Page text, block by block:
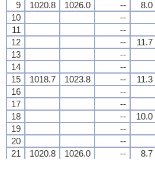
9
1020.8 1026.0 -- 8.0
10
--
11
--
12
-- 11.7
13
--
14
--
15
1018.7 1023.8 -- 11.3
16
--
17
--
18
-- 10.0
19
--
20
--
21
1020.8 1026.0 -- 8.7
9
1020.8 1026.0 -- 8.0
10
--
11
--
12
-- 11.7
13
--
14
--
15
1018.7 1023.8 -- 11.3
16
--
17
--
18
-- 10.0
19
--
20
--
21
1020.8 1026.0 -- 8.7
9
1020.8 1026.0 -- 8.0
10
--
11
--
12
-- 11.7
13
--
14
--
15
1018.7 1023.8 -- 11.3
16
--
17
--
18
-- 10.0
19
--
20
--
21
1020.8 1026.0 -- 8.7
9
1020.8 1026.0 -- 8.0
10
--
11
--
12
-- 11.7
13
--
14
--
15
1018.7 1023.8 -- 11.3
16
--
17
--
18
-- 10.0
19
--
20
--
21
1020.8 1026.0 -- 8.7